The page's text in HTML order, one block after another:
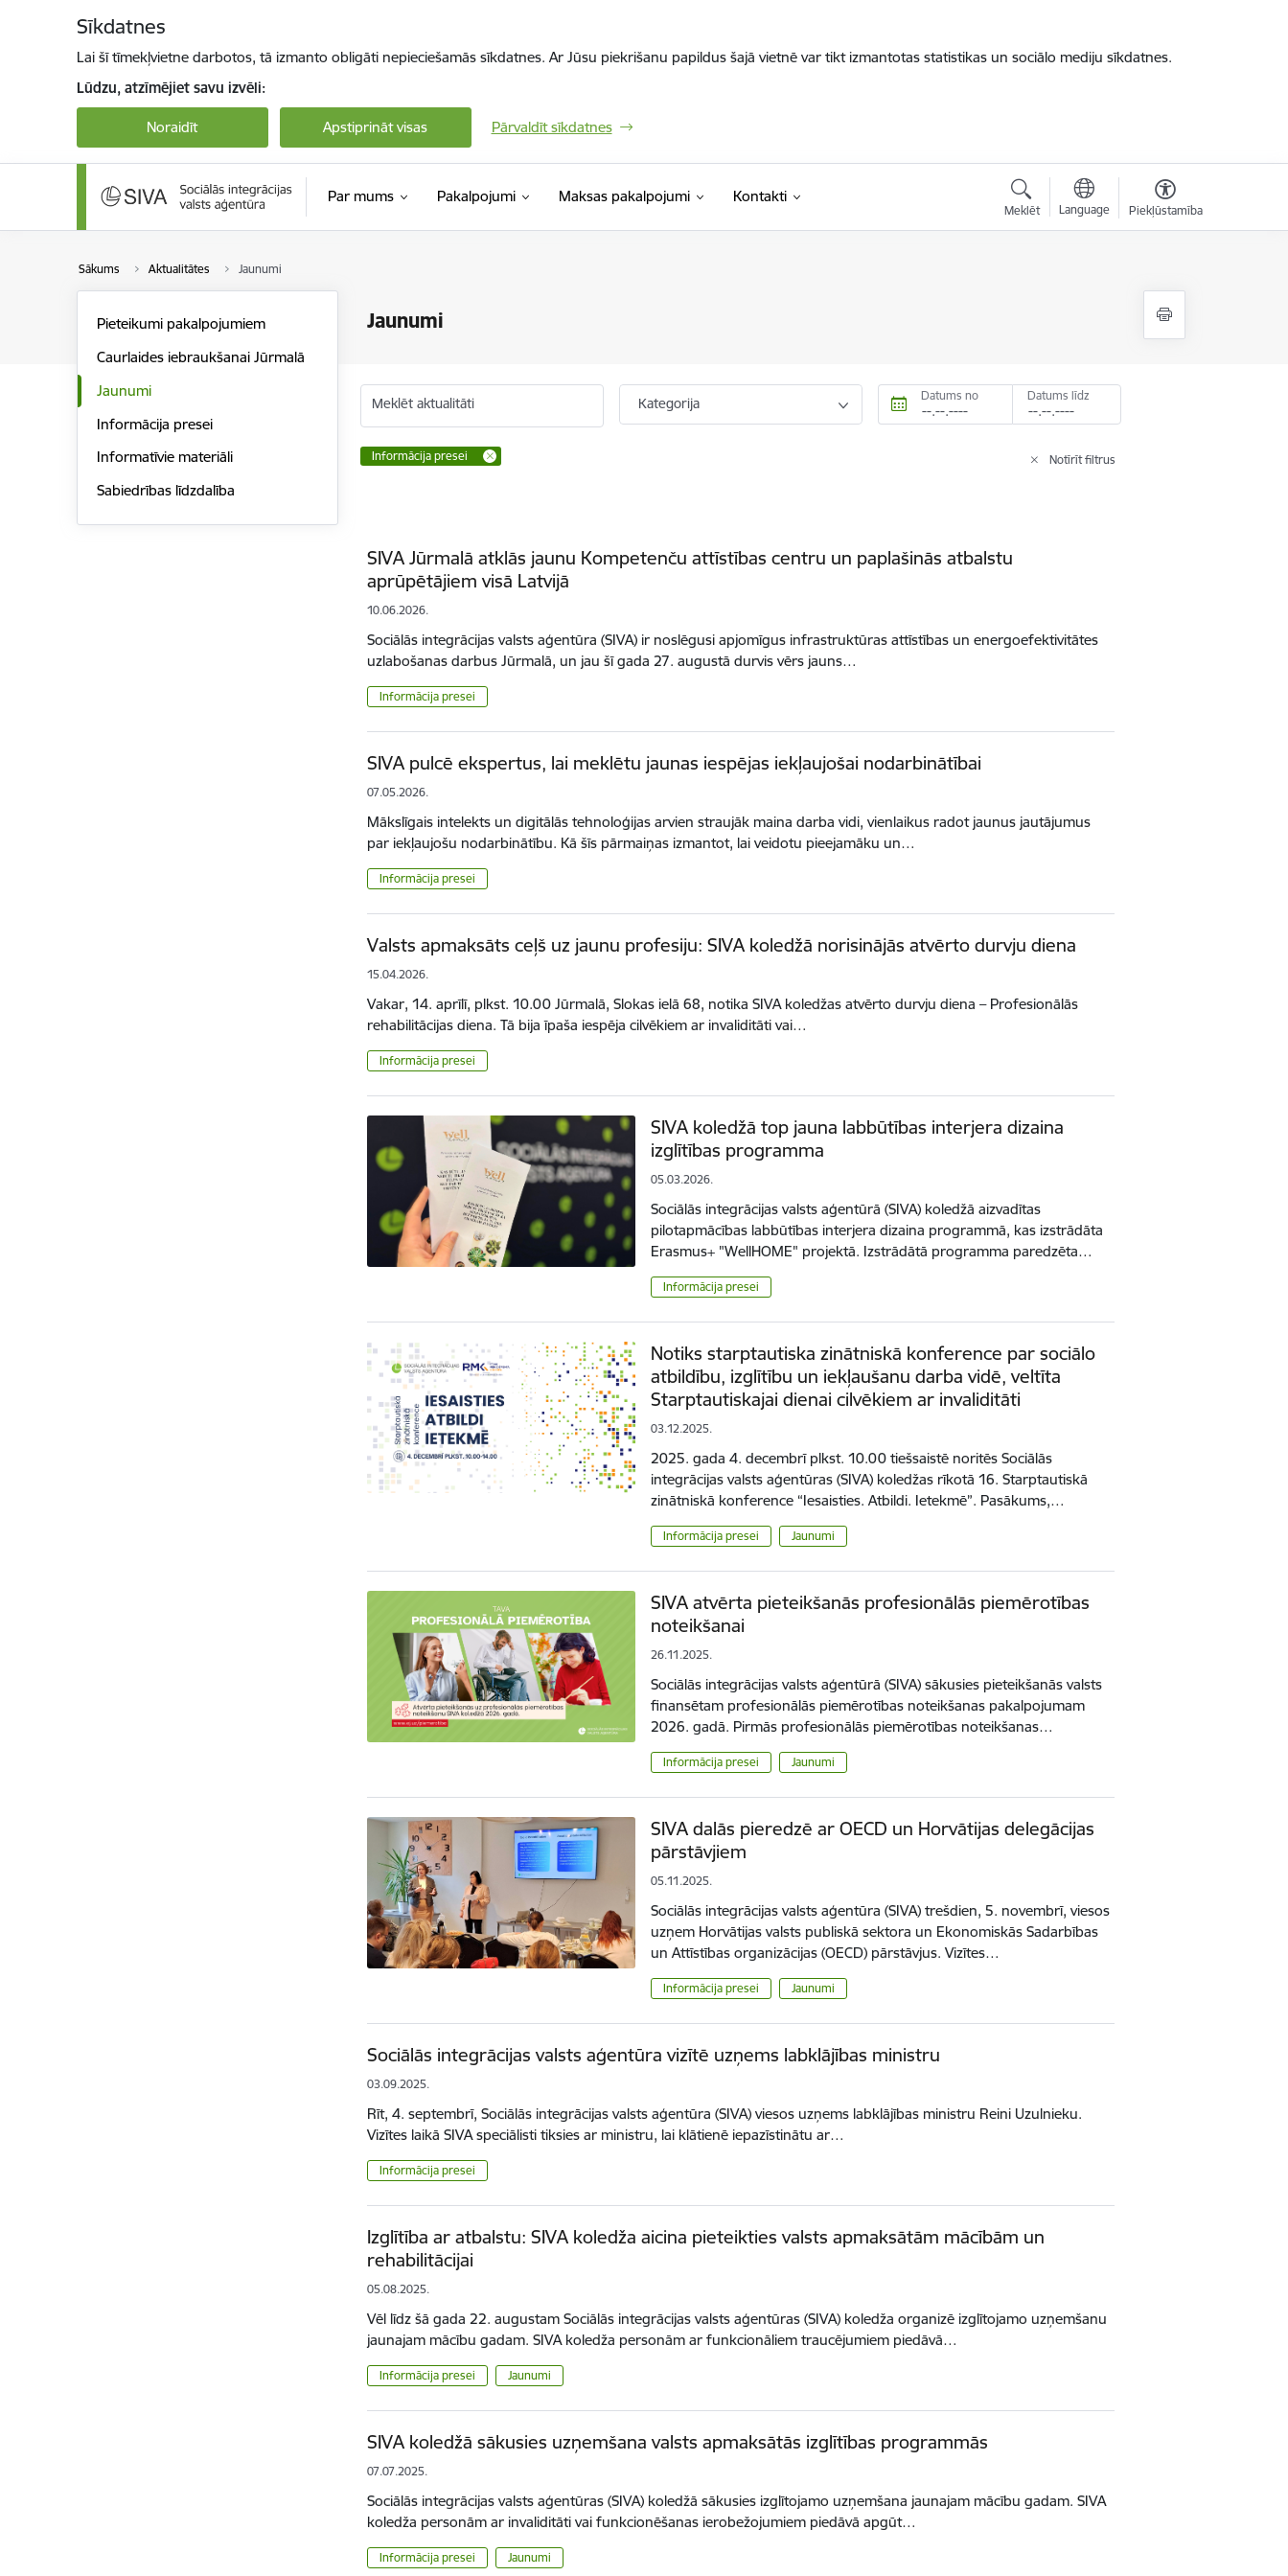
Sīkdatnes
Lai šī tīmekļvietne darbotos, tā izmanto obligāti nepieciešamās sīkdatnes. Ar Jūsu piekrišanu papildus šajā vietnē var tikt izmantotas statistikas un sociālo mediju sīkdatnes.
Lūdzu, atzīmējiet savu izvēli:
Noraidīt Apstiprināt visas Pārvaldīt sīkdatnes
Par mums Pakalpojumi Maksas pakalpojumi Kontakti
Meklēt Language Piekļūstamība
Sākums Aktualitātes Jaunumi
Jaunumi
Pieteikumi pakalpojumiem
Caurlaides iebraukšanai Jūrmalā
Jaunumi
Informācija presei
Informatīvie materiāli
Sabiedrības līdzdalība
Meklēt aktualitāti Kategorija Datums no Datums līdz
Informācija presei Notīrīt filtrus
SIVA Jūrmalā atklās jaunu Kompetenču attīstības centru un paplašinās atbalstu
aprūpētājiem visā Latvijā
10.06.2026.
Sociālās integrācijas valsts aģentūra (SIVA) ir noslēgusi apjomīgus infrastruktūras attīstības un energoefektivitātes
uzlabošanas darbus Jūrmalā, un jau šī gada 27. augustā durvis vērs jauns…
Informācija presei
SIVA pulcē ekspertus, lai meklētu jaunas iespējas iekļaujošai nodarbinātībai
07.05.2026.
Mākslīgais intelekts un digitālās tehnoloģijas arvien straujāk maina darba vidi, vienlaikus radot jaunus jautājumus
par iekļaujošu nodarbinātību. Kā šīs pārmaiņas izmantot, lai veidotu pieejamāku un…
Informācija presei
Valsts apmaksāts ceļš uz jaunu profesiju: SIVA koledžā norisinājās atvērto durvju diena
15.04.2026.
Vakar, 14. aprīlī, plkst. 10.00 Jūrmalā, Slokas ielā 68, notika SIVA koledžas atvērto durvju diena – Profesionālās
rehabilitācijas diena. Tā bija īpaša iespēja cilvēkiem ar invaliditāti vai…
Informācija presei
SIVA koledžā top jauna labbūtības interjera dizaina
izglītības programma
05.03.2026.
Sociālās integrācijas valsts aģentūrā (SIVA) koledžā aizvadītas
pilotapmācības labbūtības interjera dizaina programmā, kas izstrādāta
Erasmus+ "WellHOME" projektā. Izstrādātā programma paredzēta…
Informācija presei
Notiks starptautiska zinātniskā konference par sociālo
atbildību, izglītību un iekļaušanu darba vidē, veltīta
Starptautiskajai dienai cilvēkiem ar invaliditāti
03.12.2025.
2025. gada 4. decembrī plkst. 10.00 tiešsaistē noritēs Sociālās
integrācijas valsts aģentūras (SIVA) koledžas rīkotā 16. Starptautiskā
zinātniskā konference “Iesaisties. Atbildi. Ietekmē”. Pasākums,…
Informācija presei Jaunumi
SIVA atvērta pieteikšanās profesionālās piemērotības
noteikšanai
26.11.2025.
Sociālās integrācijas valsts aģentūrā (SIVA) sākusies pieteikšanās valsts
finansētam profesionālās piemērotības noteikšanas pakalpojumam
2026. gadā. Pirmās profesionālās piemērotības noteikšanas…
Informācija presei Jaunumi
SIVA dalās pieredzē ar OECD un Horvātijas delegācijas
pārstāvjiem
05.11.2025.
Sociālās integrācijas valsts aģentūra (SIVA) trešdien, 5. novembrī, viesos
uzņem Horvātijas valsts publiskā sektora un Ekonomiskās Sadarbības
un Attīstības organizācijas (OECD) pārstāvjus. Vizītes…
Informācija presei Jaunumi
Sociālās integrācijas valsts aģentūra vizītē uzņems labklājības ministru
03.09.2025.
Rīt, 4. septembrī, Sociālās integrācijas valsts aģentūra (SIVA) viesos uzņems labklājības ministru Reini Uzulnieku.
Vizītes laikā SIVA speciālisti tiksies ar ministru, lai klātienē iepazīstinātu ar…
Informācija presei
Izglītība ar atbalstu: SIVA koledža aicina pieteikties valsts apmaksātām mācībām un
rehabilitācijai
05.08.2025.
Vēl līdz šā gada 22. augustam Sociālās integrācijas valsts aģentūras (SIVA) koledža organizē izglītojamo uzņemšanu
jaunajam mācību gadam. SIVA koledža personām ar funkcionāliem traucējumiem piedāvā…
Informācija presei Jaunumi
SIVA koledžā sākusies uzņemšana valsts apmaksātās izglītības programmās
07.07.2025.
Sociālās integrācijas valsts aģentūras (SIVA) koledžā sākusies izglītojamo uzņemšana jaunajam mācību gadam. SIVA
koledža personām ar invaliditāti vai funkcionēšanas ierobežojumiem piedāvā apgūt…
Informācija presei Jaunumi